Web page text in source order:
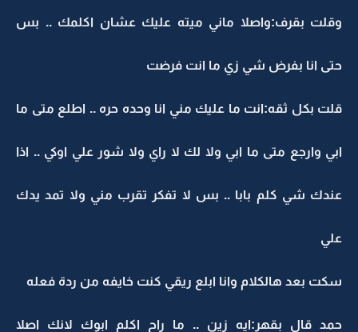
وقلت بقرف:واصلا ماني ميته عليك عشان اكلمك .. بس
حتى انا بفرض شي زي ما انت فرضت
قلت بكل ثقه:انت ما عليك مني انا وحده حره .. اطلع متى ما
ابي وارجع متى ما ابي ولا لك لا راي ولا شور علي اوكي .. اذا
عندك شي كلم بابا .. بس لا تفكر تقرب مني ولا تمد يدك
علي
سكت بعد هالكلام وانا ابلع ريقي كنت خايفه من ردة فعله
حمد قال بقهر:ايه زين .. ما راح اكلم ابوك لانك اصلا